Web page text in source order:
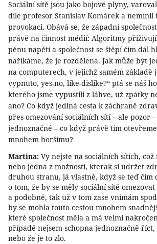
Sociální sítě jsou jako bojové plyny,
díle profesor Stanislav Komárek a nemínil
provokaci. Obává se, že západní
právě na činnost médií: Algoritmy
pěnu napětí a společnost se štěpí čím dál
naříkáme, že je rozdělena. Jak může být
na computerech, v jejichž samém základě
vypnuto, yes-no, like-dislike?“ ptá se náš
kterého jsme vypustili z láhve, už zpátky
ano? Co když jediná cesta k záchraně
přes omezování sociálních sítí – ale pozor
jednoznačné – co když právě tím
mnohem horšímu?
Martina: Vy nejste na sociálních sítích,
nebo jedna z možností, kterak si udržet
druhou stranu, já vlastně, když se teď čím
o tom, že by se měly sociální sítě
a podobně, tak už v tom zase vnímám
by se mohla touto cestou mnohem
které společnost měla a má velmi
případě nejsem schopna jednoznačně
nebo že je to zlo.